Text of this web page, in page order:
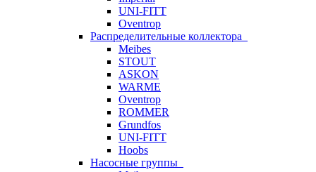
UNI-FITT
Oventrop
Распределительные коллектора
Meibes
STOUT
ASKON
WARME
Oventrop
ROMMER
Grundfos
UNI-FITT
Hoobs
Насосные группы